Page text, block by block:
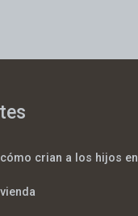
crian a los hijos en